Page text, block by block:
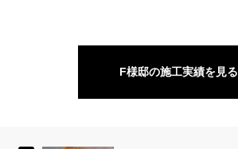
F様邸の施工実績を見る